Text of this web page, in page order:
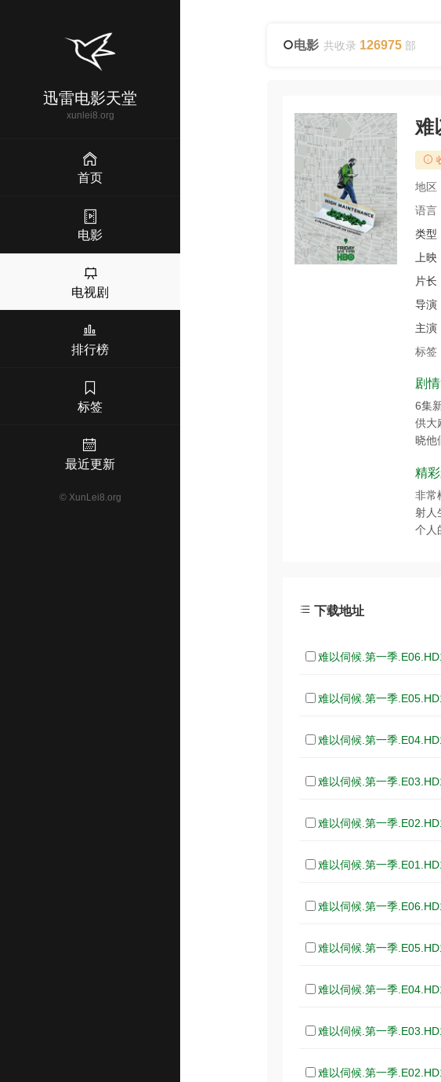
迅雷电影天堂
xunlei8.org
首页
电影
电视剧
排行榜
标签
最近更新
© XunLei8.org
电影 共收录 126975 部
难
地区
语言
类型
上映
片长
导演
主演
标签
剧情
6集
供大
晓他
精彩
非常
射人
个人
下载地址
难以伺候.第一季
难以伺候.第一季
难以伺候.第一季
难以伺候.第一季
难以伺候.第一季
难以伺候.第一季
难以伺候.第一季
难以伺候.第一季
难以伺候.第一季
难以伺候.第一季
难以伺候.第一季